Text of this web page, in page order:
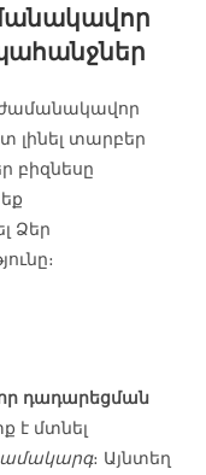
ժամանակավոր
լինել տարբեր
բիզնեսը
Ձեր
դադարեցման
է մտնել
։ Այնտեղ